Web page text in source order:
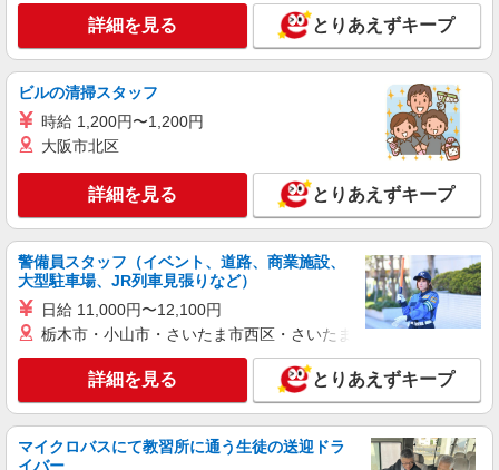
キープ 詳細を見る
アルバイト
株式会社フルキャスト東京支社/EA0401G-10U
カンタン事務・データ入力スタッフ
時給1600円〜1800円（22:00〜翌5:00の深夜手
当で時給UP） ※給与幅は経験・能力による
東京都港区
キープ 詳細を見る
アルバイト パート 職業紹介
株式会社フルキャスト東京支社/EA0401G-10I
＼大人気♪／オフィスワーク！！その他イメベ
ントスタッフ、仕分け等もあります！
時給1600円〜1800円（22:00〜翌5:00の深夜手
当で時給UP） ※給与幅は経験・能力による
東京都港区
詳細を見る とりあえずキープ
ビルの清掃スタッフ
時給 1,200円〜1,200円
大阪市北区
詳細を見る とりあえずキープ
警備員スタッフ（イベント、道路、商業施設、
大型駐車場、JR列車見張りなど）
日給 11,000円〜12,100円
栃木市・小山市・さいたま市西区・さいたま市岩槻区・久喜市・
詳細を見る とりあえずキープ
マイクロバスにて教習所に通う生徒の送迎ドラ
イバー